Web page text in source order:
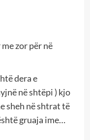
zor për në
dera e
në shtëpi ) kjo
sheh në shtrat të
gruaja ime…